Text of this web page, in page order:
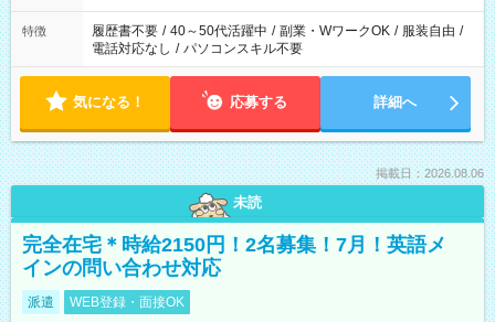
特徴 履歴書不要 / 40～50代活躍中 / 副業・WワークOK / 服装自由 /
電話対応なし / パソコンスキル不要
気になる！ 応募する 詳細へ
掲載日：2026.08.06
未読
完全在宅＊時給2150円！2名募集！7月！英語メ
インの問い合わせ対応
派遣 WEB登録・面接OK